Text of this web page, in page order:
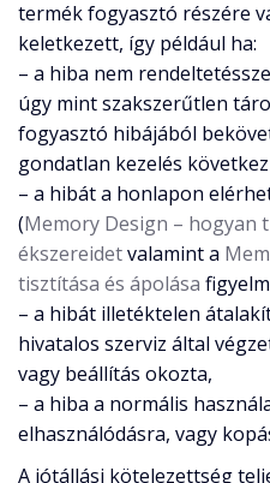
termék fogyasztó részére
keletkezett, így például ha:
– a hiba nem
úgy mint szakszerűtlen
fogyasztó hibájából
gondatlan kezelés
– a hibát a honlapon
(Memory Design – hogyan
ékszereidetvalamint a
tisztítása és ápolása
– a hibát illetéktelen
hivatalos szerviz által
vagy beállítás okozta,
– a hiba a normális
elhasználódásra, vagy
A jótállási kötelezettség